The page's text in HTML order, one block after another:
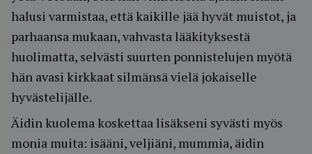
halusi varmistaa, että kaikille jää hyvät muistot, ja
parhaansa mukaan, vahvasta lääkityksestä
huolimatta, selvästi suurten ponnistelujen myötä
hän avasi kirkkaat silmänsä vielä jokaiselle
hyvästelijälle.
Äidin kuolema koskettaa lisäkseni syvästi myös
monia muita: isääni, veljiäni, mummia, äidin